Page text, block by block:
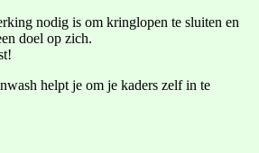
nodig is om kringlopen te sluiten en
doel op zich.
helpt je om je kaders zelf in te